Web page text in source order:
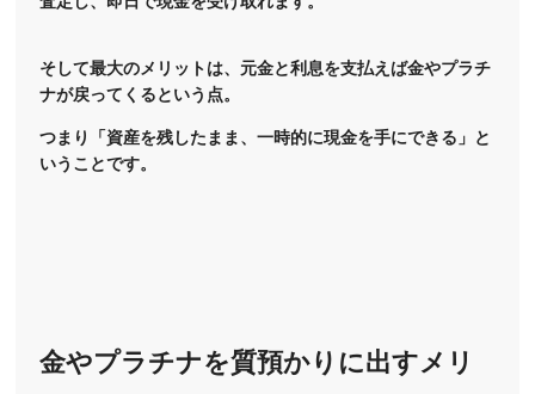
そして最大のメリットは、元金と利息を支払えば金やプラチ
ナが戻ってくるという点。
つまり「資産を残したまま、一時的に現金を手にできる」と
いうことです。
金やプラチナを質預かりに出すメリ